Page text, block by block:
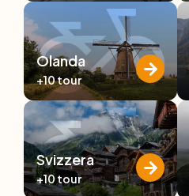
Olanda
+10tour
Svizzera
+10tour